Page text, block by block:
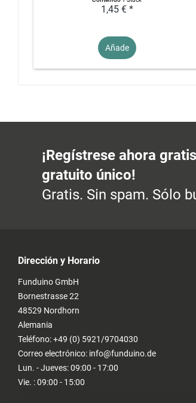
1,45 € *
Añade
¡Regístrese ahora
gratuito único!
Gratis. Sin spam. Sólo
Dirección y Horario
Funduino GmbH
Bornestrasse 22
48529 Nordhorn
Alemania
Teléfono: +49 (0) 5921/9704030
Correo electrónico: info@funduino.de
Lun. - Jueves: 09:00 - 17:00
Vie. : 09:00 - 15:00